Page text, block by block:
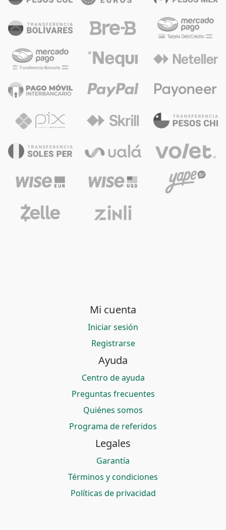
Mi cuenta
Iniciar sesión
Registrarse
Ayuda
Centro de ayuda
Preguntas frecuentes
Quiénes somos
Programa de referidos
Legales
Garantía
Términos y condiciones
Políticas de privacidad